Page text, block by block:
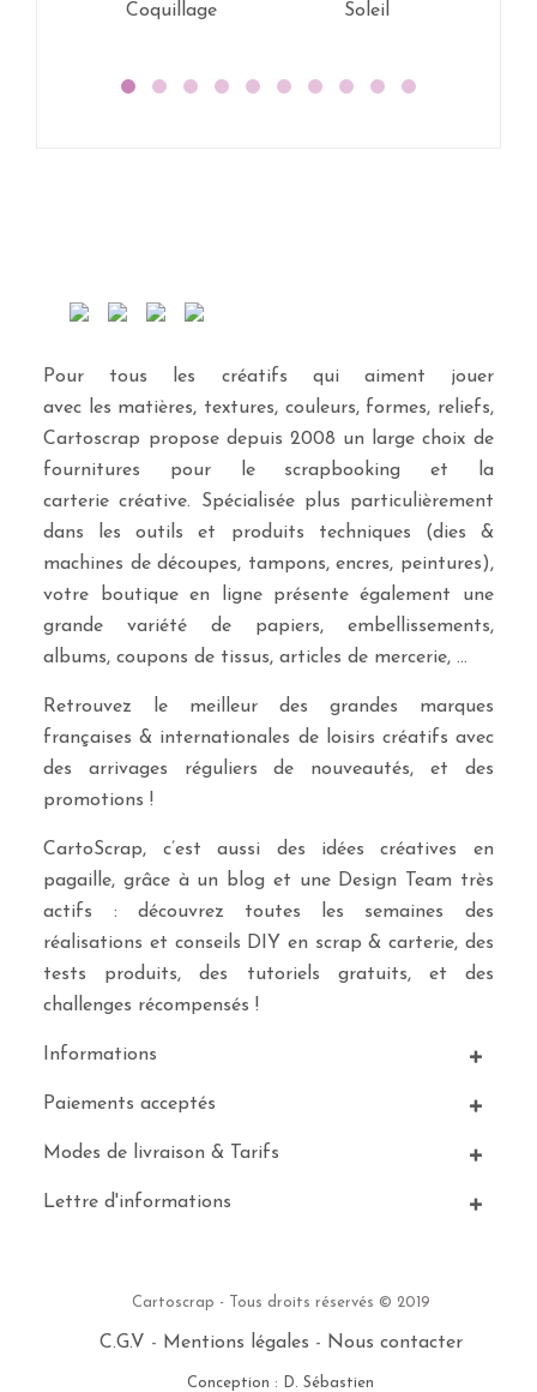
Coquillage
Soleil
Pour tous les créatifs qui aiment jouer
avec les matières, textures, couleurs, formes, reliefs,
Cartoscrap propose depuis 2008 un large choix de
fournitures pour le scrapbooking et la
carterie créative. Spécialisée plus particulièrement
dans les outils et produits techniques (dies &
machines de découpes, tampons, encres, peintures),
votre boutique en ligne présente également une
grande variété de papiers, embellissements,
albums, coupons de tissus, articles de mercerie, …
Retrouvez le meilleur des grandes marques
françaises & internationales de loisirs créatifs avec
des arrivages réguliers de nouveautés, et des
promotions !
CartoScrap, c’est aussi des idées créatives en
pagaille, grâce à un blog et une Design Team très
actifs : découvrez toutes les semaines des
réalisations et conseils DIY en scrap & carterie, des
tests produits, des tutoriels gratuits, et des
challenges récompensés !
Informations
Paiements acceptés
Modes de livraison & Tarifs
Lettre d'informations
Cartoscrap - Tous droits réservés © 2019
C.G.V - Mentions légales - Nous contacter
Conception : D. Sébastien